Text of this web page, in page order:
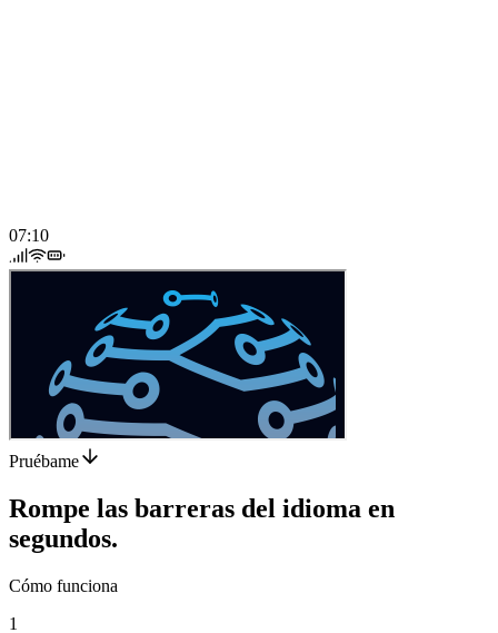
07:10
Pruébame
Rompe las barreras del idioma en
segundos.
Cómo funciona
1